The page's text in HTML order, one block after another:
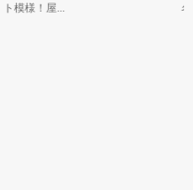
ト模様！屋...
名